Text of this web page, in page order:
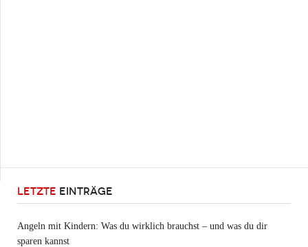
LETZTE EINTRÄGE
Angeln mit Kindern: Was du wirklich brauchst – und was du dir
sparen kannst